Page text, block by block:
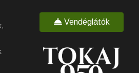
Vendéglátók